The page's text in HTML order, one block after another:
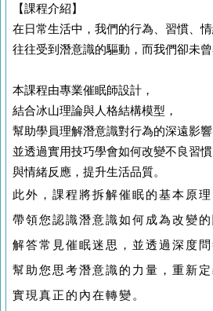
【課程介紹】
在日常生活中，我們的行為、習慣、
往往受到潛意識的驅動，而我們卻未曾
本課程由專業催眠師設計，
結合冰山理論與人格結構模型，
幫助學員理解潛意識對行為的深遠影響
並透過實用技巧學會如何改變不良習慣
與情緒反應，提升生活品質。
此外，課程將拆解催眠的基本原理
帶領您認識潛意識如何成為改變的
解答常見催眠迷思，並透過深度問
幫助您思考潛意識的力量，重新定
實現真正的內在轉變。